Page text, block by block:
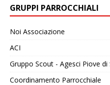
GRUPPI PARROCCHIALI
Noi Associazione
ACI
Gruppo Scout - Agesci Piove di
Coordinamento Parrocchiale